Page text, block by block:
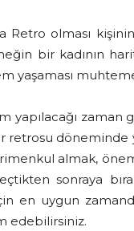
olması
bir kadının
yaşaması
yapılacağı
retrosu
almak,
sonraya
en uygun
edebilirsiniz.